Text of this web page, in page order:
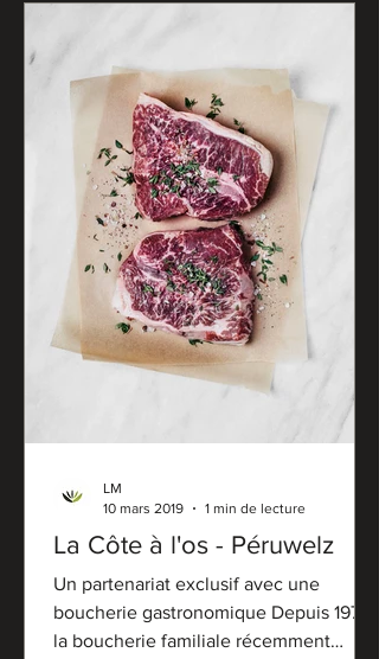
La Côte à l'os - Péruwelz
Un partenariat exclusif avec une
boucherie gastronomique Depuis 1975,
la boucherie familiale récemment
LM
10 mars 2019
1 min de lecture